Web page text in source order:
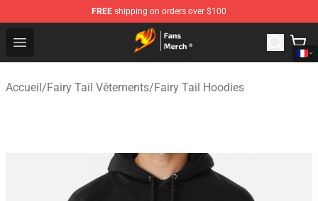
FREE shipping on orders over $100
Open menu
Fairy Tail Store - Official Fairy Tail Merchandise Shop
Accueil/Fairy Tail Vêtements/Fairy Tail Hoodies